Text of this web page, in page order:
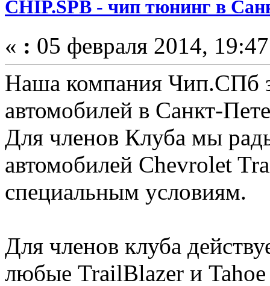
CHIP.SPB - чип тюнинг в
« : 05 февраля 2014,
Наша компания Чип.СПб
автомобилей в Санкт-
Для членов Клуба мы
автомобилей Chevrolet
специальным условиям.
Для членов клуба
любые TrailBlazer и